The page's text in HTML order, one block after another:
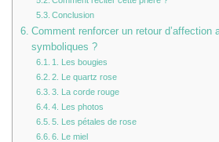
Conclusion
Comment renforcer un retour d’affection
symboliques ?
1. Les bougies
2. Le quartz rose
3. La corde rouge
4. Les photos
5. Les pétales de rose
6. Le miel